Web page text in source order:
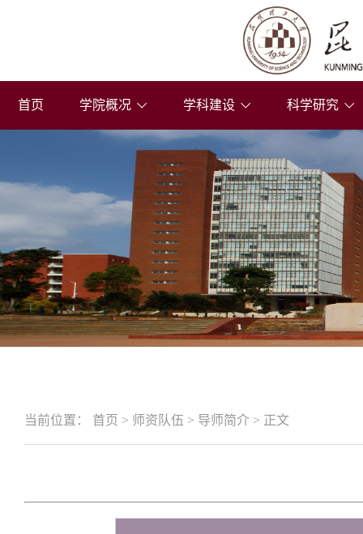
首页 学院概况 学科建设 科学研究
当前位置： 首页 > 师资队伍 > 导师简介 > 正文